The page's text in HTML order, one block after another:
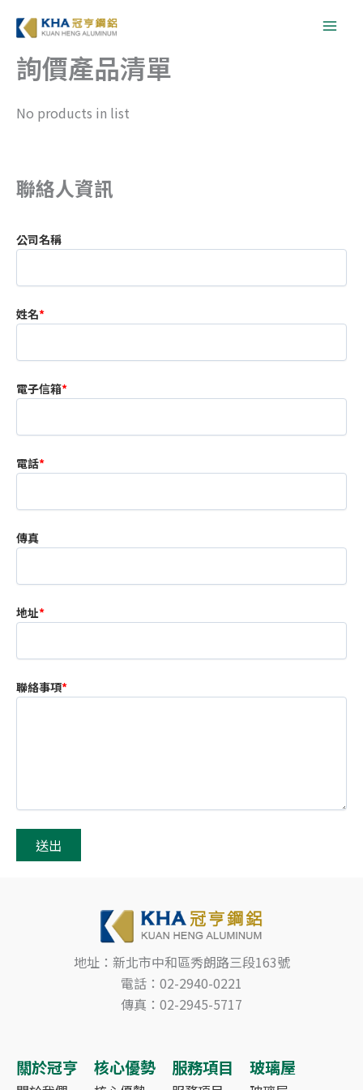
詢價產品清單
No products in list
聯絡人資訊
公司名稱
姓名*
電子信箱*
電話*
傳真
地址*
聯絡事項*
地址：新北市中和區秀朗路三段163號
電話：02-2940-0221
傳真：02-2945-5717
關於冠亨 核心優勢 服務項目 玻璃屋